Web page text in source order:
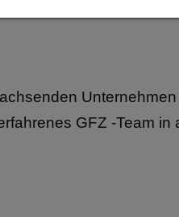
Unternehmen
GFZ -Team in